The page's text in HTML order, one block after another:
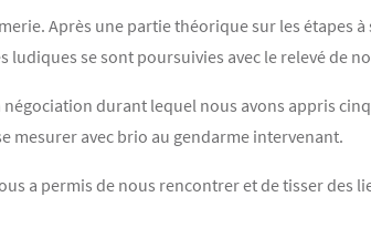
Après une partie théorique sur les étapes
ludiques se sont poursuivies avec le relevé de
durant lequel nous avons appris
mesurer avec brio au gendarme intervenant.
a permis de nous rencontrer et de tisser des